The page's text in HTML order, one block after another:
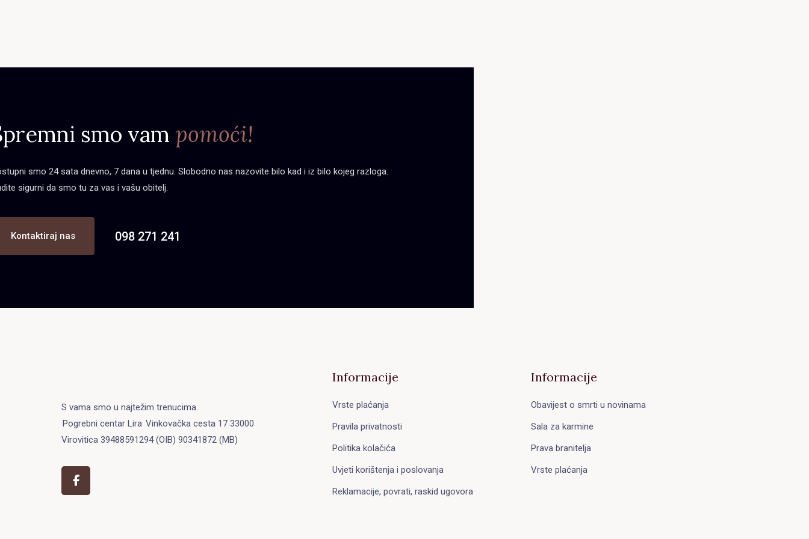
smo vam pomoći!
smo 24 sata dnevno, 7 dana u tjednu. Slobodno nas nazovite bilo kad i iz bilo kojeg razloga.
sigurni da smo tu za vas i vašu obitelj.
Kontaktiraj nas 098 271 241
S vama smo u najtežim trenucima.
Pogrebni centar Lira Vinkovačka cesta 17 33000
Virovitica 39488591294 (OIB) 90341872 (MB)
Informacije
Vrste plaćanja
Pravila privatnosti
Politika kolačića
Uvjeti korištenja i poslovanja
Reklamacije, povrati, raskid ugovora
Informacije
Obavijest o smrti u novinama
Sala za karmine
Prava branitelja
Vrste plaćanja